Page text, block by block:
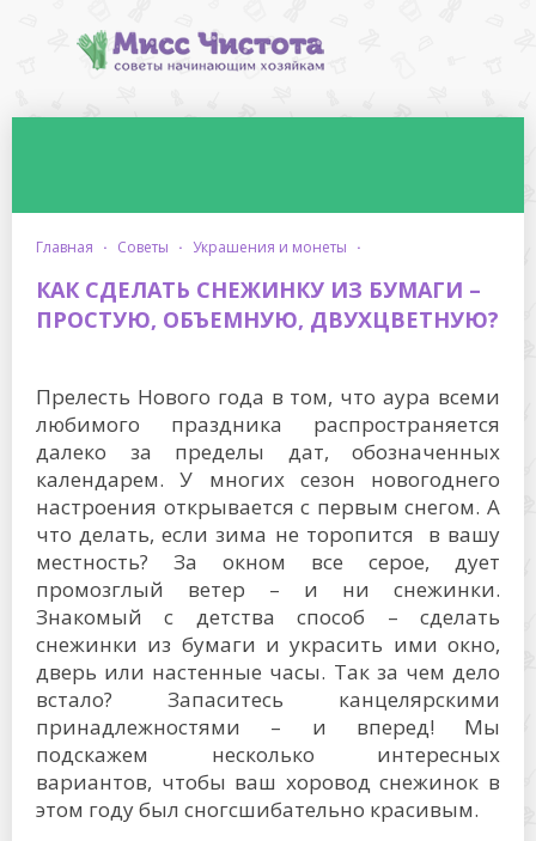
главная · советы · украшения и монеты ·
КАК СДЕЛАТЬ СНЕЖИНКУ ИЗ БУМАГИ –
ПРОСТУЮ, ОБЪЕМНУЮ, ДВУХЦВЕТНУЮ?
Прелесть Нового года в том, что аура всеми
любимого праздника распространяется
далеко за пределы дат, обозначенных
календарем. У многих сезон новогоднего
настроения открывается с первым снегом. А
что делать, если зима не торопится в вашу
местность? За окном все серое, дует
промозглый ветер – и ни снежинки.
Знакомый с детства способ – сделать
снежинки из бумаги и украсить ими окно,
дверь или настенные часы. Так за чем дело
встало? Запаситесь канцелярскими
принадлежностями – и вперед! Мы
подскажем несколько интересных
вариантов, чтобы ваш хоровод снежинок в
этом году был сногсшибательно красивым.